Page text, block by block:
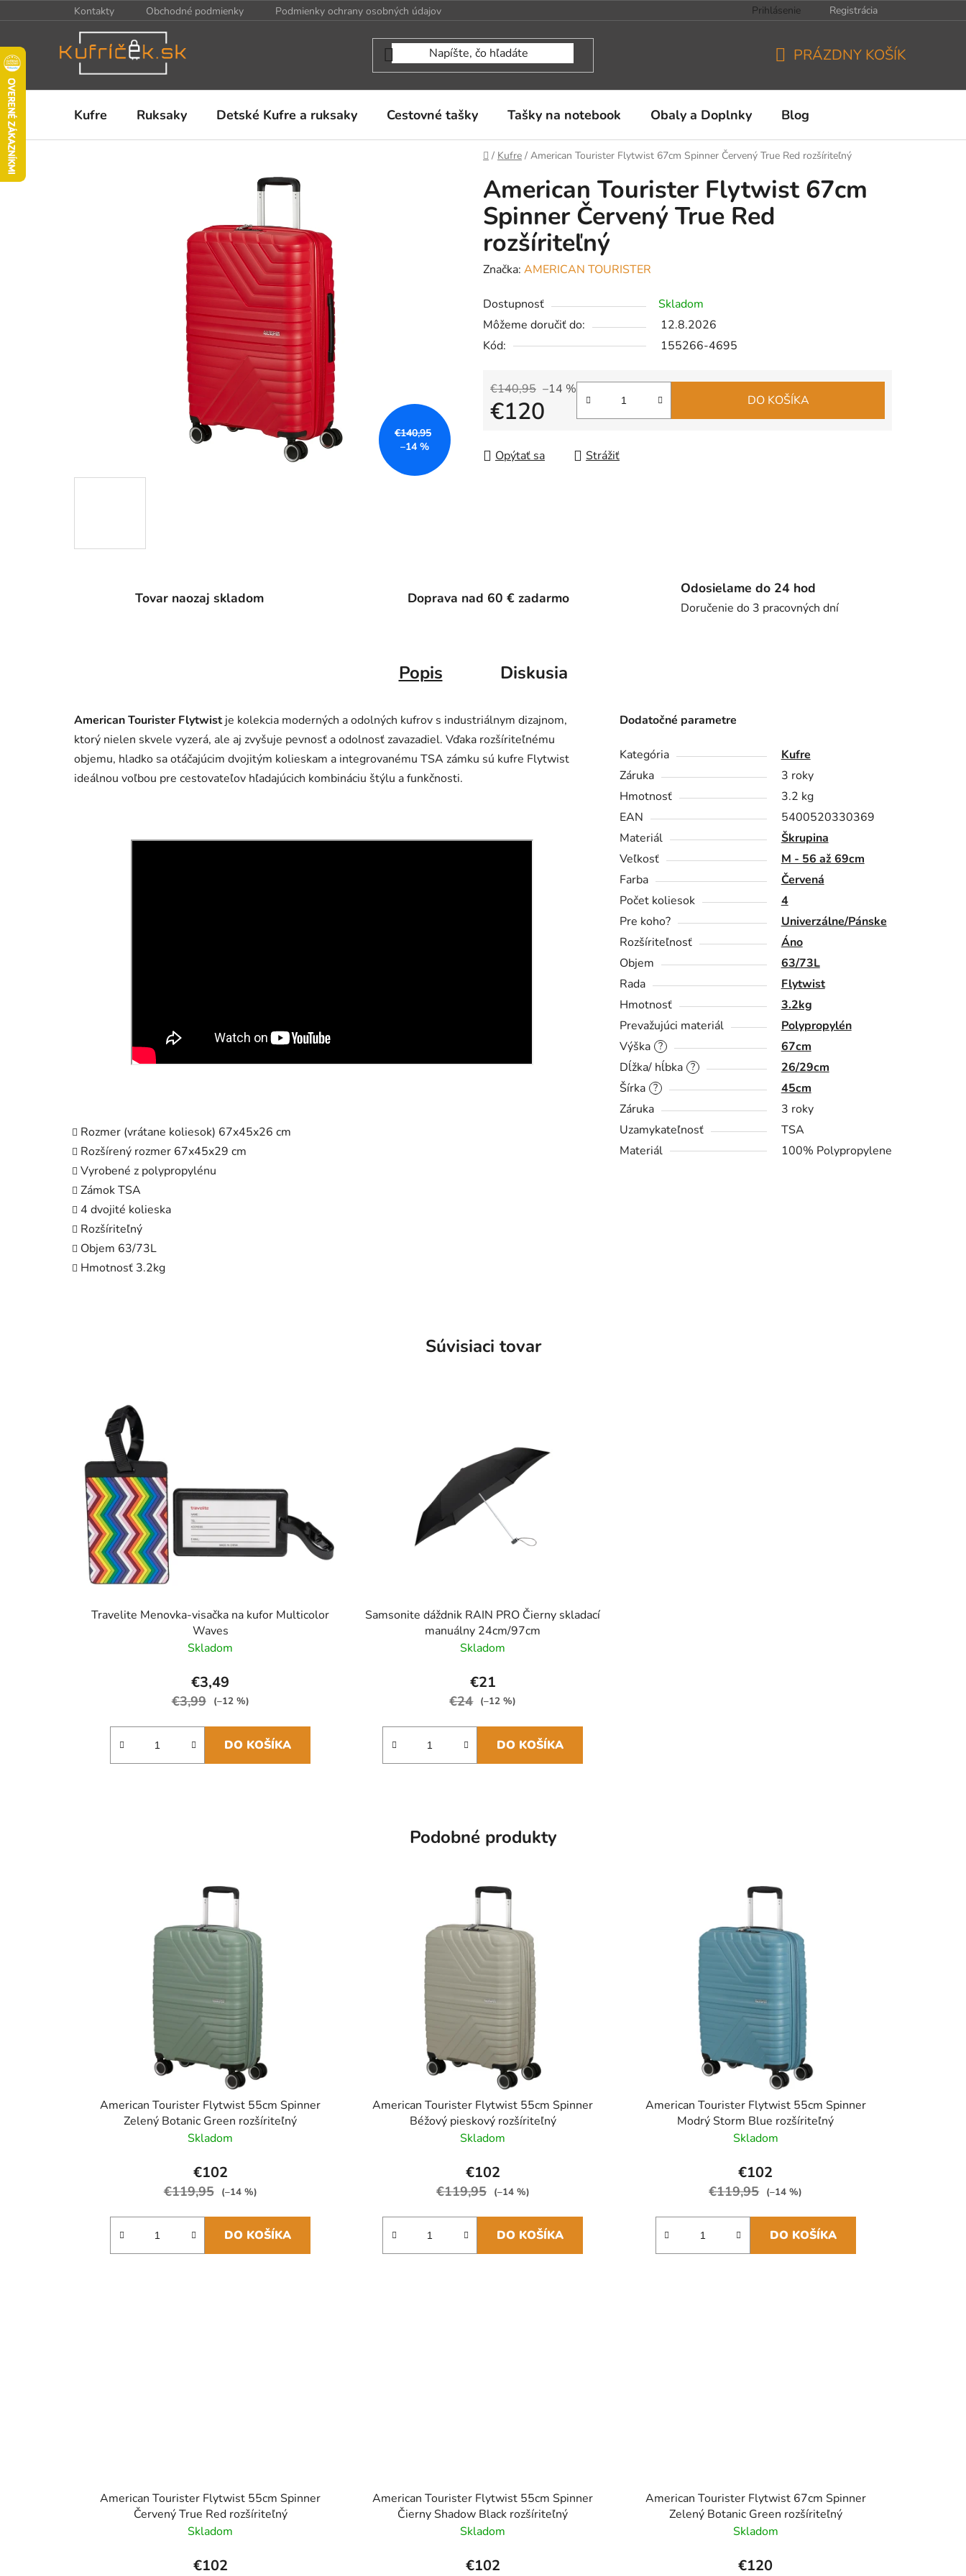
na
Kontakty Obchodné podmienky Podmienky ochrany osobných údajov Prihlásenie Registrácia
KOŠÍK
PRÁZDNY KOŠÍK
Kufre Ruksaky Detské Kufre a ruksaky Cestovné tašky Tašky na notebook Obaly a Doplnky Blog
Domov
/ Kufre / American Tourister Flytwist 67cm Spinner Červený True Red rozšíriteľný
American Tourister Flytwist 67cm
Spinner Červený True Red
rozšíriteľný
Značka: AMERICAN TOURISTER
Dostupnosť
Skladom
Môžeme doručiť do:
12.8.2026
Kód:
155266-4695
€140,95 –14 %
€120 DO KOŠÍKA
Opýtať sa Strážiť
€140,95
–14 %
Tovar naozaj skladom Doprava nad 60 € zadarmo
Odosielame do 24 hod
Doručenie do 3 pracovných dní
Popis Diskusia
American Tourister Flytwistje kolekcia moderných a odolných kufrov s industriálnym dizajnom,
ktorý nielen skvele vyzerá, ale aj zvyšuje pevnosť a odolnosť zavazadiel. Vďaka rozšíriteľnému
objemu, hladko sa otáčajúcim dvojitým kolieskam a integrovanému TSA zámku sú kufre Flytwist
ideálnou voľbou pre cestovateľov hľadajúcich kombináciu štýlu a funkčnosti.
Rozmer (vrátane koliesok) 67x45x26 cm
Rozšírený rozmer 67x45x29 cm
Vyrobené z polypropylénu
Zámok TSA
4 dvojité kolieska
Rozšíriteľný
Objem 63/73L
Hmotnosť 3.2kg
Dodatočné parametre
Kategória
Kufre
Záruka
3 roky
Hmotnosť
3.2 kg
EAN
5400520330369
Materiál
Škrupina
Veľkosť
M - 56 až 69cm
Farba
Červená
Počet koliesok
4
Pre koho?
Univerzálne/Pánske
Rozšíriteľnosť
Áno
Objem
63/73L
Rada
Flytwist
Hmotnosť
3.2kg
Prevažujúci materiál
Polypropylén
?
Výška 67cm
?
Dĺžka/ hĺbka 26/29cm
?
Šírka
45cm
Záruka
3 roky
Uzamykateľnosť
TSA
Materiál
100% Polypropylene
Súvisiaci tovar
Travelite Menovka-visačka na kufor Multicolor
Waves
Skladom
€3,49
€3,99 (–12 %)
DO KOŠÍKA
Samsonite dáždnik RAIN PRO Čierny skladací
manuálny 24cm/97cm
Skladom
€21
€24 (–12 %)
DO KOŠÍKA
Podobné produkty
American Tourister Flytwist 55cm Spinner
Zelený Botanic Green rozšíriteľný
Skladom
€102
€119,95 (–14 %)
DO KOŠÍKA
American Tourister Flytwist 55cm Spinner
Béžový pieskový rozšíriteľný
Skladom
€102
€119,95 (–14 %)
DO KOŠÍKA
American Tourister Flytwist 55cm Spinner
Modrý Storm Blue rozšíriteľný
Skladom
€102
€119,95 (–14 %)
DO KOŠÍKA
American Tourister Flytwist 55cm Spinner
Červený True Red rozšíriteľný
Skladom
€102
American Tourister Flytwist 55cm Spinner
Čierny Shadow Black rozšíriteľný
Skladom
€102
American Tourister Flytwist 67cm Spinner
Zelený Botanic Green rozšíriteľný
Skladom
€120